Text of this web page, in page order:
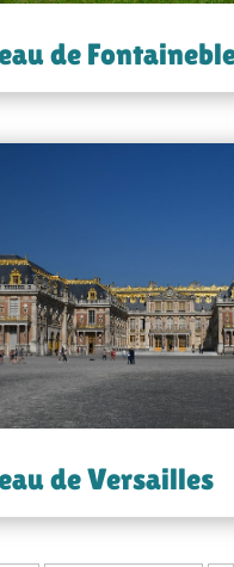
de
de Versailles